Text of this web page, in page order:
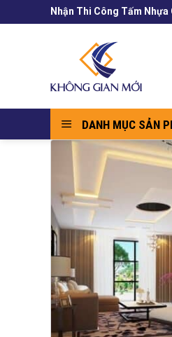
to
Nhận Thi Công Tấm
DANH MỤC SẢN